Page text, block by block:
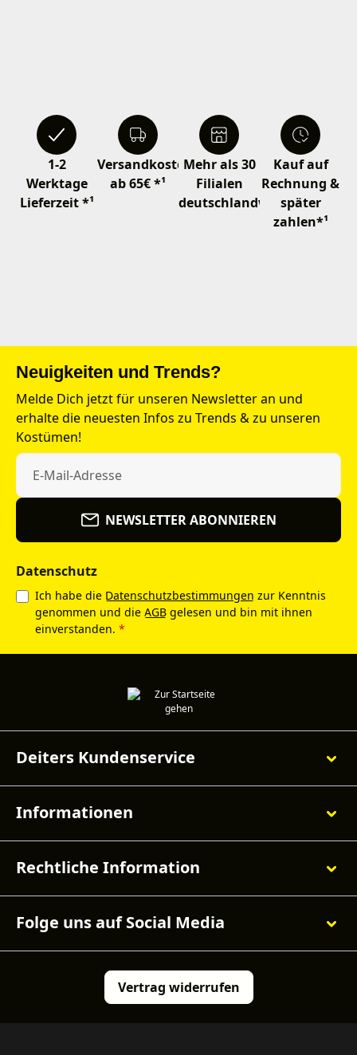
1-2
Werktage
Lieferzeit *¹
Versandkostenfrei
ab 65€ *¹
Mehr als 30
Filialen
deutschlandweit
Kauf auf
Rechnung &
später
zahlen*¹
Neuigkeiten und Trends?
Melde Dich jetzt für unseren Newsletter an und
erhalte die neuesten Infos zu Trends & zu unseren
Kostümen!
NEWSLETTER ABONNIEREN
Datenschutz
Ich habe die Datenschutzbestimmungen zur Kenntnis
genommen und die AGB gelesen und bin mit ihnen
einverstanden. *
Deiters Kundenservice
Informationen
Rechtliche Information
Folge uns auf Social Media
Vertrag widerrufen